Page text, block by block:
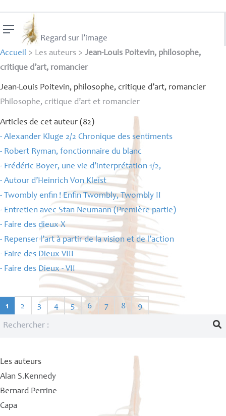
Regard sur l’image
Accueil > Les auteurs > Jean-Louis Poitevin, philosophe,
critique d’art, romancier
Jean-Louis Poitevin, philosophe, critique d’art, romancier
Philosophe, critique d’art et romancier
Articles de cet auteur (82)
- Alexander Kluge 2/2 Chronique des sentiments
- Robert Ryman, fonctionnaire du blanc
- Frédéric Boyer, une vie d’interprétation 1/2,
- Autour d’Heinrich Von Kleist
- Twombly enfin ! Enfin Twombly, Twombly II
- Entretien avec Stan Neumann (Première partie)
- Faire des dieux X
- Repenser l’art à partir de la vision et de l’action
- Faire des Dieux VIII
- Faire des Dieux -VII
1 2 3 4 5 6 7 8 9
Les auteurs
Alan S.Kennedy
Bernard Perrine
Capa